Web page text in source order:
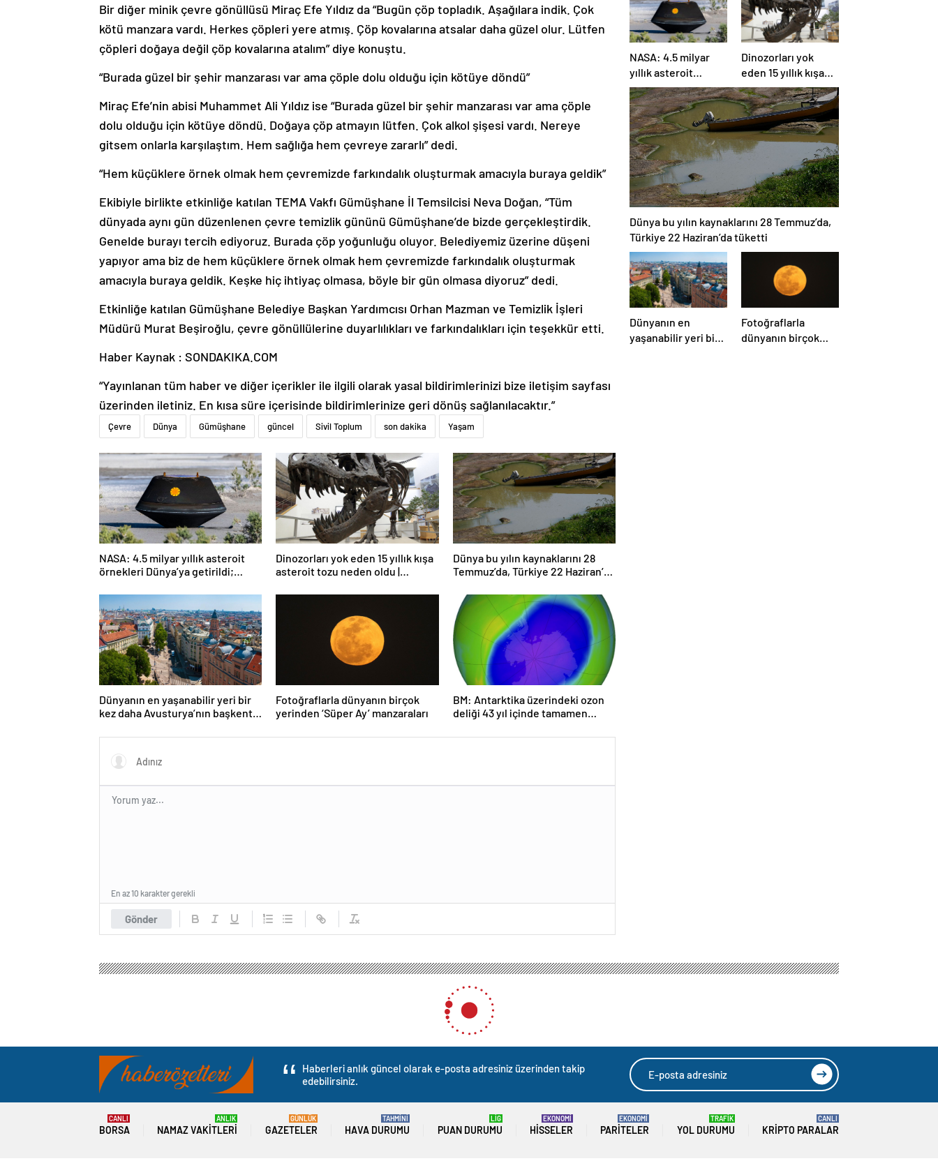
Bir diğer minik çevre gönüllüsü Miraç Efe Yıldız da “Bugün çöp topladık. Aşağılara indik. Çok
kötü manzara vardı. Herkes çöpleri yere atmış. Çöp kovalarına atsalar daha güzel olur. Lütfen
çöpleri doğaya değil çöp kovalarına atalım” diye konuştu.
“Burada güzel bir şehir manzarası var ama çöple dolu olduğu için kötüye döndü”
Miraç Efe’nin abisi Muhammet Ali Yıldız ise “Burada güzel bir şehir manzarası var ama çöple
dolu olduğu için kötüye döndü. Doğaya çöp atmayın lütfen. Çok alkol şişesi vardı. Nereye
gitsem onlarla karşılaştım. Hem sağlığa hem çevreye zararlı” dedi.
“Hem küçüklere örnek olmak hem çevremizde farkındalık oluşturmak amacıyla buraya geldik”
Ekibiyle birlikte etkinliğe katılan TEMA Vakfı Gümüşhane İl Temsilcisi Neva Doğan, “Tüm
dünyada aynı gün düzenlenen çevre temizlik gününü Gümüşhane’de bizde gerçekleştirdik.
Genelde burayı tercih ediyoruz. Burada çöp yoğunluğu oluyor. Belediyemiz üzerine düşeni
yapıyor ama biz de hem küçüklere örnek olmak hem çevremizde farkındalık oluşturmak
amacıyla buraya geldik. Keşke hiç ihtiyaç olmasa, böyle bir gün olmasa diyoruz” dedi.
Etkinliğe katılan Gümüşhane Belediye Başkan Yardımcısı Orhan Mazman ve Temizlik İşleri
Müdürü Murat Beşiroğlu, çevre gönüllülerine duyarlılıkları ve farkındalıkları için teşekkür etti.
Haber Kaynak : SONDAKIKA.COM
“Yayınlanan tüm haber ve diğer içerikler ile ilgili olarak yasal bildirimlerinizi bize iletişim sayfası
üzerinden iletiniz. En kısa süre içerisinde bildirimlerinize geri dönüş sağlanılacaktır.”
Çevre Dünya Gümüşhane güncel Sivil Toplum son dakika Yaşam
NASA: 4.5 milyar yıllık asteroit
örnekleri Dünya’ya getirildi;
tutabilir
Dinozorları yok eden 15 yıllık kışa
asteroit tozu neden oldu |
Dünya bu yılın kaynaklarını 28
Temmuz’da, Türkiye 22 Haziran’da
Dünyanın en yaşanabilir yeri bir
kez daha Avusturya’nın başkenti
Fotoğraflarla dünyanın birçok
yerinden ‘Süper Ay’ manzaraları
BM: Antarktika üzerindeki ozon
deliği 43 yıl içinde tamamen
Gönder
En az 10 karakter gerekli
NASA: 4.5 milyar
yıllık asteroit
örnekleri Dünya’ya
getirildi; yaşamın
başlangıcına ışık
tutabilir
Dinozorları yok
eden 15 yıllık kışa
asteroit tozu neden
oldu | Araştırma
Dünya bu yılın kaynaklarını 28 Temmuz’da,
Türkiye 22 Haziran’da tüketti
Dünyanın en
yaşanabilir yeri bir
Fotoğraflarla
dünyanın birçok
Çene Bozukluğu ve Akran Zorbalığı